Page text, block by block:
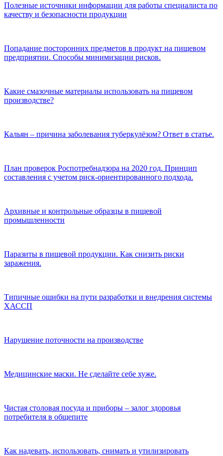
Полезные источники информации для работы специалиста по
качеству и безопасности продукции
Попадание посторонних предметов в продукт на пищевом
предприятии. Способы минимизации рисков.
Какие смазочные материалы использовать на пищевом
производстве?
Кальян – причина заболевания туберкулёзом? Ответ в статье.
План проверок Роспотребнадзора на 2020 год. Принцип
составления с учетом риск-ориентированного подхода.
Архивные и контрольные образцы в пищевой
промышленности
Паразиты в пищевой продукции. Как снизить риски
заражения.
Типичные ошибки на пути разработки и внедрения системы
ХАССП
Нарушение поточности на производстве
Медицинские маски. Не сделайте себе хуже.
Чистая столовая посуда и приборы – залог здоровья
потребителя в общепите
Как надевать, использовать, снимать и утилизировать